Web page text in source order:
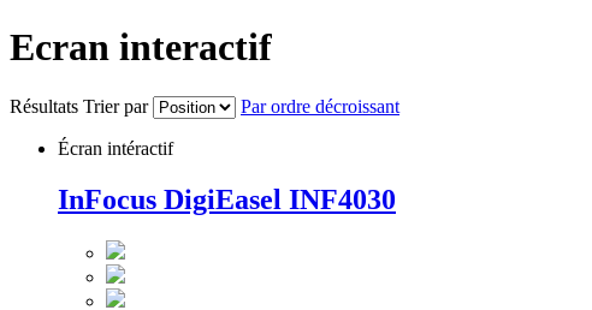
Ecran interactif
Résultats Trier par Par ordre décroissant
Écran intéractif
InFocus DigiEasel INF4030